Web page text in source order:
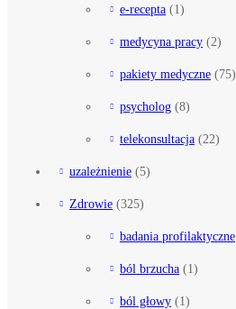
e-recepta (1)
medycyna pracy (2)
pakiety medyczne (75)
psycholog (8)
telekonsultacja (22)
uzależnienie (5)
Zdrowie (325)
badania profilaktyczne
ból brzucha (1)
ból głowy (1)